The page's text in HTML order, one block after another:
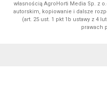
własnością AgroHorti Media Sp. z
autorskim, kopiowanie i dalsze
(art. 25 ust. 1 pkt 1b ustawy z 4
prawach